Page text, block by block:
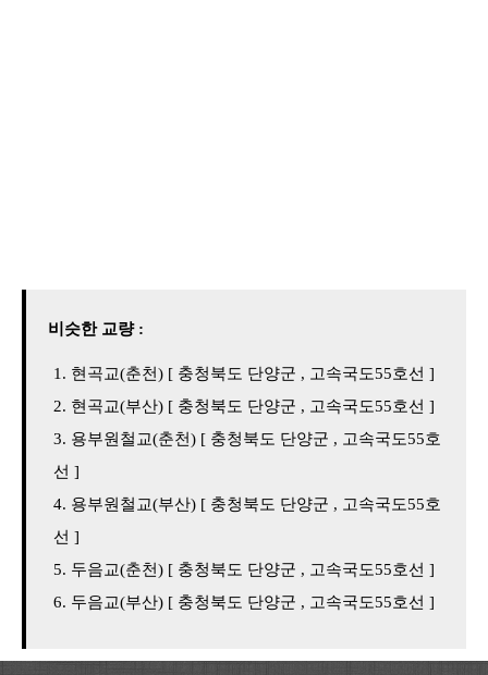
비슷한 교량 :
현곡교(춘천) [ 충청북도 단양군 , 고속국도55호선 ]
현곡교(부산) [ 충청북도 단양군 , 고속국도55호선 ]
용부원철교(춘천) [ 충청북도 단양군 , 고속국도55호
선 ]
용부원철교(부산) [ 충청북도 단양군 , 고속국도55호
선 ]
두음교(춘천) [ 충청북도 단양군 , 고속국도55호선 ]
두음교(부산) [ 충청북도 단양군 , 고속국도55호선 ]